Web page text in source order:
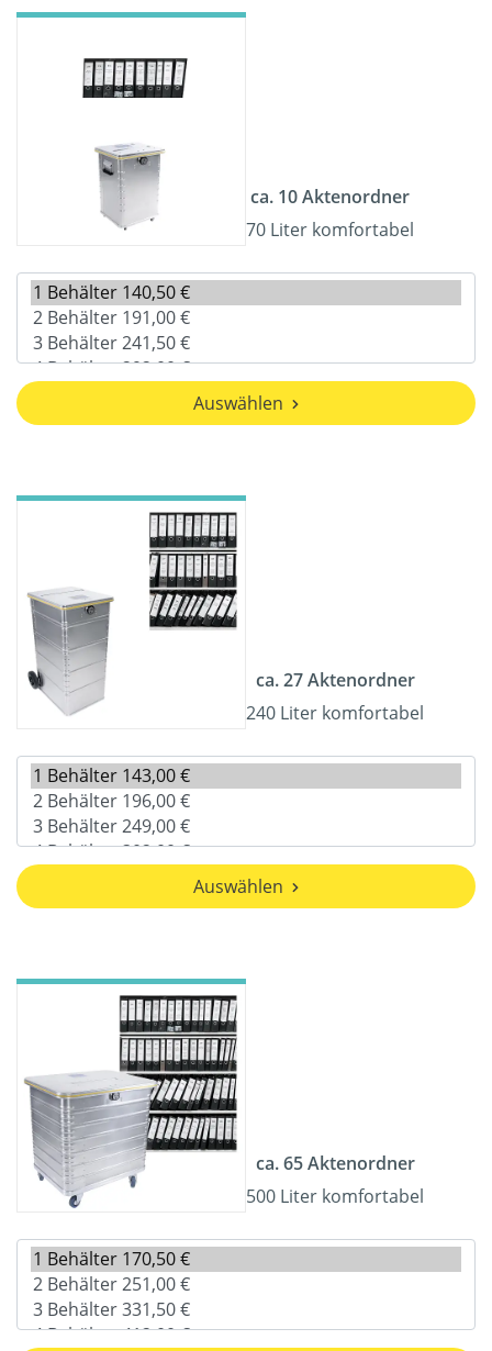
ca. 10 Aktenordner
70 Liter komfortabel
Auswählen
ca. 27 Aktenordner
240 Liter komfortabel
Auswählen
ca. 65 Aktenordner
500 Liter komfortabel